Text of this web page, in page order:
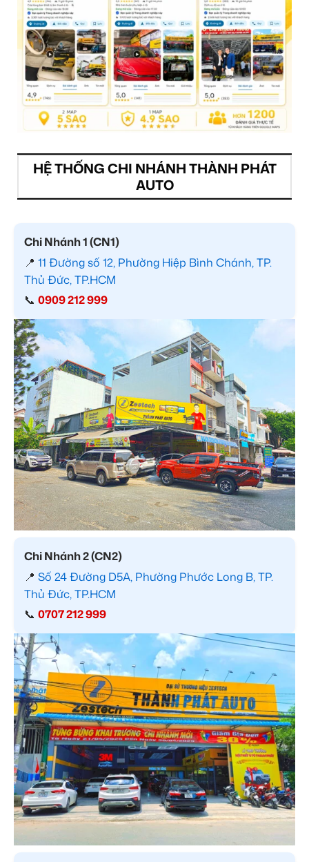
HỆ THỐNG CHI NHÁNH THÀNH PHÁT
AUTO
Chi Nhánh 1 (CN1)
📍 11 Đường số 12, Phường Hiệp Bình Chánh, TP.
Thủ Đức, TP.HCM
📞 0909 212 999
Chi Nhánh 2 (CN2)
📍 Số 24 Đường D5A, Phường Phước Long B, TP.
Thủ Đức, TP.HCM
📞 0707 212 999